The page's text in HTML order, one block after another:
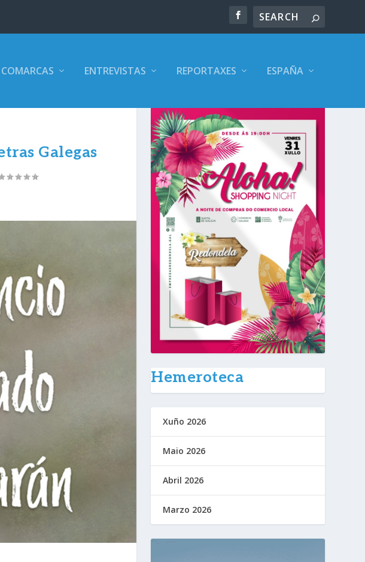
COMARCAS ENTREVISTAS REPORTAXES ESPAÑA
Galegas
Hemeroteca
Xuño 2026
Maio 2026
Abril 2026
Marzo 2026